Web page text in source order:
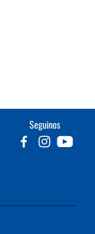
Seguinos